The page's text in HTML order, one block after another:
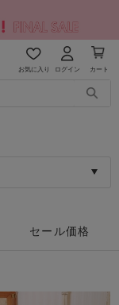
お気に入り ログイン カート
セール価格